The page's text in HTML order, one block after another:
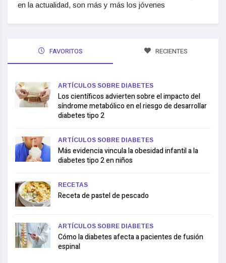
en la actualidad, son más y más los jóvenes
FAVORITOS RECIENTES
ARTÍCULOS SOBRE DIABETES
Los científicos advierten sobre el impacto del
síndrome metabólico en el riesgo de desarrollar
diabetes tipo 2
ARTÍCULOS SOBRE DIABETES
Más evidencia vincula la obesidad infantil a la
diabetes tipo 2 en niños
RECETAS
Receta de pastel de pescado
ARTÍCULOS SOBRE DIABETES
Cómo la diabetes afecta a pacientes de fusión
espinal